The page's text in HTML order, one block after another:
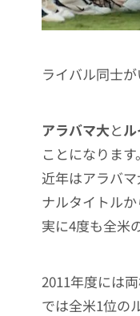
ライバル同士
アラバマ大と
ことになりま
近年はアラバ
ナルタイトル
実に4度も全米
2011年度には
では全米1位の